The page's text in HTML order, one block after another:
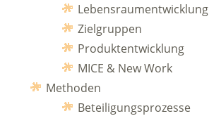
Lebensraumentwicklung
Zielgruppen
Produktentwicklung
MICE & New Work
Methoden
Beteiligungsprozesse